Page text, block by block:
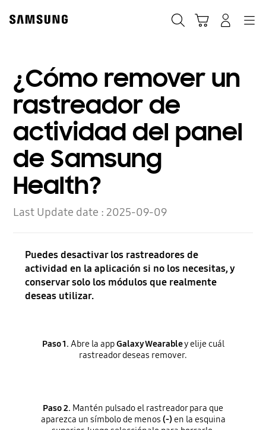
content
¿Cómo remover un
rastreador de
actividad del panel
de Samsung
Health?
Last Update date :2025-09-09
Puedes desactivar los rastreadores de
actividad en la aplicación si no los necesitas, y
conservar solo los módulos que realmente
deseas utilizar.
Paso 1. Abre la appGalaxy Wearabley elije cuál
rastreador deseas remover.
Paso 2. Mantén pulsado el rastreador para que
aparezca un símbolo de menos (-)en la esquina